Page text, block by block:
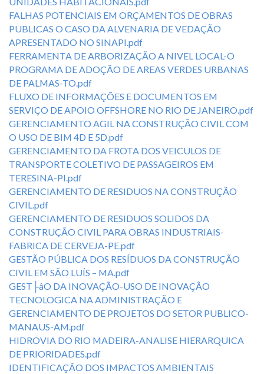
FALHAS POTENCIAIS EM ORÇAMENTOS DE OBRAS
PUBLICAS O CASO DA ALVENARIA DE VEDAÇÃO
APRESENTADO NO SINAPI.pdf
FERRAMENTA DE ARBORIZAÇÃO A NIVEL LOCAL-O
PROGRAMA DE ADOÇÃO DE AREAS VERDES URBANAS
DE PALMAS-TO.pdf
FLUXO DE INFORMAÇÕES E DOCUMENTOS EM
SERVIÇO DE APOIO OFFSHORE NO RIO DE JANEIRO.pdf
GERENCIAMENTO AGIL NA CONSTRUÇÃO CIVIL COM
O USO DE BIM 4D E 5D.pdf
GERENCIAMENTO DA FROTA DOS VEICULOS DE
TRANSPORTE COLETIVO DE PASSAGEIROS EM
TERESINA-PI.pdf
GERENCIAMENTO DE RESIDUOS NA CONSTRUÇÃO
CIVIL.pdf
GERENCIAMENTO DE RESIDUOS SOLIDOS DA
CONSTRUÇÃO CIVIL PARA OBRAS INDUSTRIAIS-
FABRICA DE CERVEJA-PE.pdf
GESTÃO PÚBLICA DOS RESÍDUOS DA CONSTRUÇÃO
CIVIL EM SÃO LUÍS – MA.pdf
GEST├âO DA INOVAÇÃO-USO DE INOVAÇÃO
TECNOLOGICA NA ADMINISTRAÇÃO E
GERENCIAMENTO DE PROJETOS DO SETOR PUBLICO-
MANAUS-AM.pdf
HIDROVIA DO RIO MADEIRA-ANALISE HIERARQUICA
DE PRIORIDADES.pdf
IDENTIFICAÇÃO DOS IMPACTOS AMBIENTAIS